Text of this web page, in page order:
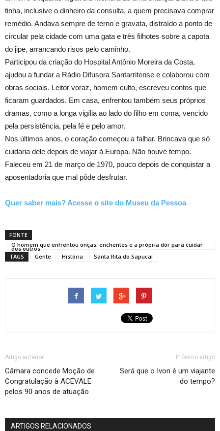
tinha, inclusive o dinheiro da consulta, a quem precisava comprar
remédio. Andava sempre de terno e gravata, distraído a ponto de
circular pela cidade com uma gata e três filhotes sobre a capota
do jipe, arrancando risos pelo caminho.
Participou da criação do Hospital Antônio Moreira da Costa,
ajudou a fundar a Rádio Difusora Santarritense e colaborou com
obras sociais. Leitor voraz, homem culto, escreveu contos que
ficaram guardados. Em casa, enfrentou também seus próprios
dramas, como a longa vigília ao lado do filho em coma, vencido
pela persistência, pela fé e pelo amor.
Nos últimos anos, o coração começou a falhar. Brincava que só
cuidaria dele depois de viajar à Europa. Não houve tempo.
Faleceu em 21 de março de 1970, pouco depois de conquistar a
aposentadoria que mal pôde desfrutar.
Quer saber mais? Acesse o site do Museu da Pessoa
FONTE
O homem que enfrentou onças, enchentes e a própria dor para cuidar
dos outros
TAGS
Gente História Santa Rita do Sapucaí
Artigo anterior
Câmara concede Moção de
Congratulação à ACEVALE
pelos 90 anos de atuação
Próximo artigo
Será que o Ivon é um viajante
do tempo?
ARTIGOS RELACIONADOS